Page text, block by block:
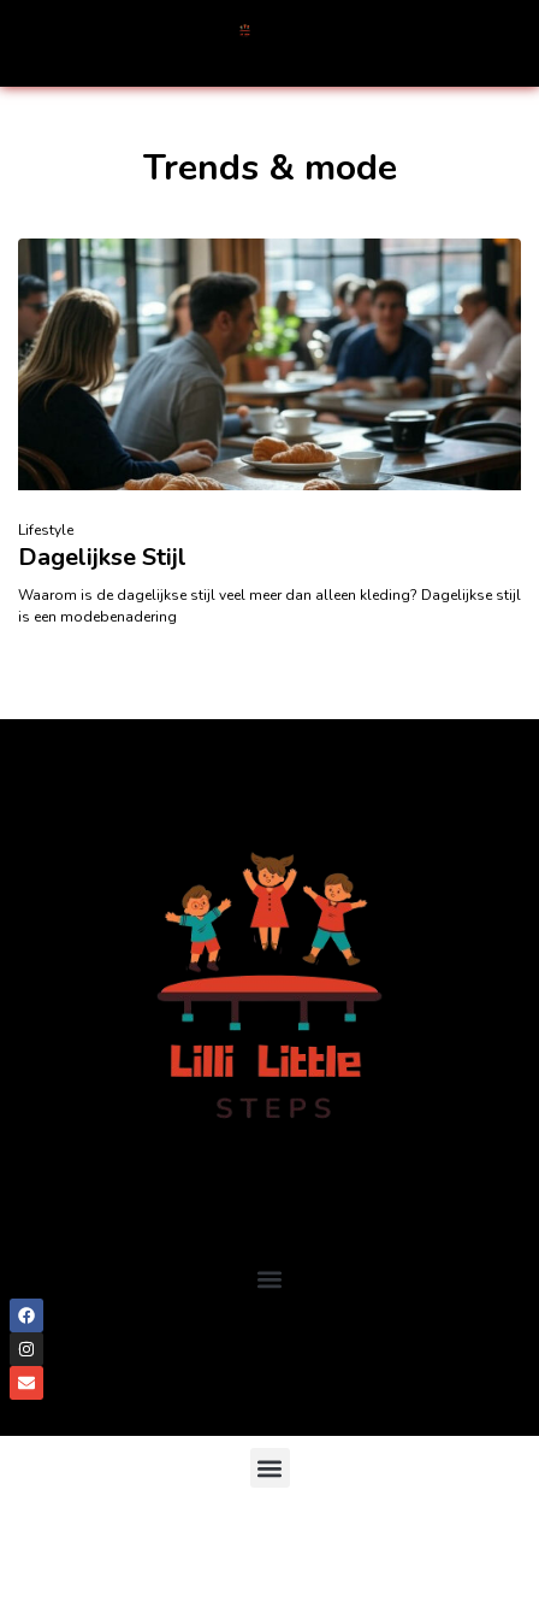
Trends & mode
Lifestyle
Dagelijkse Stijl
Waarom is de dagelijkse stijl veel meer dan alleen kleding? Dagelijkse stijl
is een modebenadering